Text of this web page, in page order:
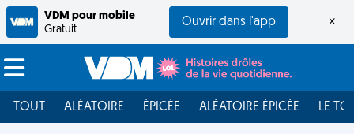
VDM pour mobile
Gratuit
Ouvrir dans l'app ×
TOUT ALÉATOIRE ÉPICÉE ALÉATOIRE ÉPICÉE LE